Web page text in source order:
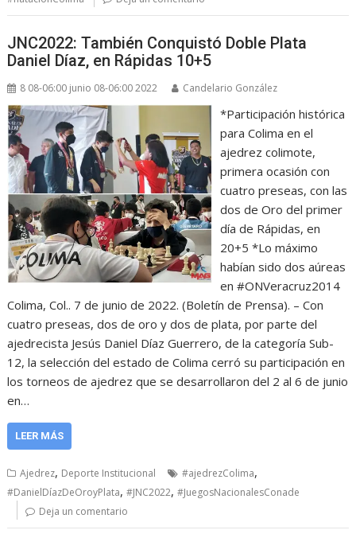
JNC2022: También Conquistó Doble Plata
Daniel Díaz, en Rápidas 10+5
8 08-06:00 junio 08-06:00 2022 Candelario González
*Participación histórica
para Colima en el
ajedrez colimote,
primera ocasión con
cuatro preseas, con las
dos de Oro del primer
día de Rápidas, en
20+5 *Lo máximo
habían sido dos aúreas
en #ONVeracruz2014
Colima, Col.. 7 de junio de 2022. (Boletín de Prensa). – Con
cuatro preseas, dos de oro y dos de plata, por parte del
ajedrecista Jesús Daniel Díaz Guerrero, de la categoría Sub-
12, la selección del estado de Colima cerró su participación en
los torneos de ajedrez que se desarrollaron del 2 al 6 de junio
en…
LEER MÁS
Ajedrez, Deporte Institucional #ajedrezColima,
#DanielDíazDeOroyPlata,#JNC2022,#JuegosNacionalesConade
Deja un comentario